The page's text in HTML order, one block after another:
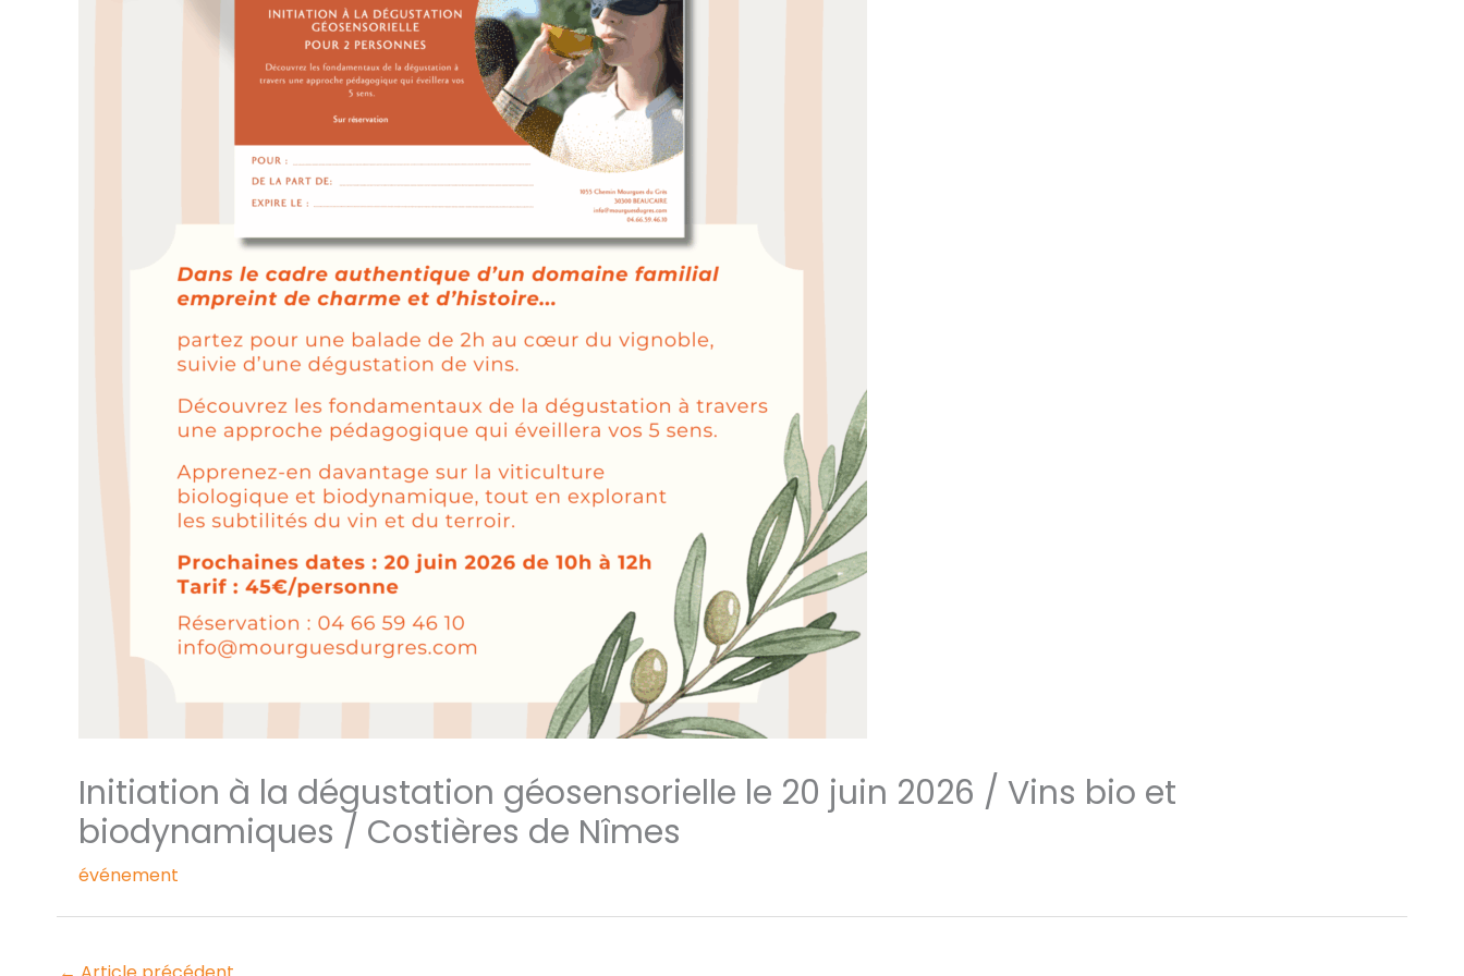
Initiation à la dégustation géosensorielle le 20 juin 2026 / Vins bio et
biodynamiques / Costières de Nîmes
événement